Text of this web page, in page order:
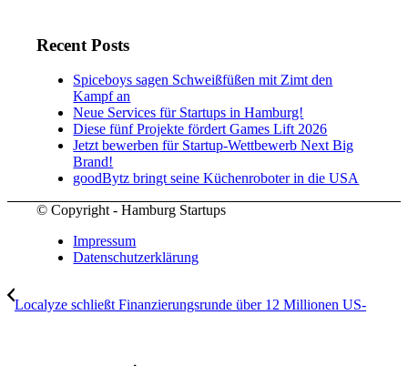
Recent Posts
Spiceboys sagen Schweißfüßen mit Zimt den
Kampf an
Neue Services für Startups in Hamburg!
Diese fünf Projekte fördert Games Lift 2026
Jetzt bewerben für Startup-Wettbewerb Next Big
Brand!
goodBytz bringt seine Küchenroboter in die USA
© Copyright - Hamburg Startups
Impressum
Datenschutzerklärung
Localyze schließt Finanzierungsrunde über 12 Millionen US-